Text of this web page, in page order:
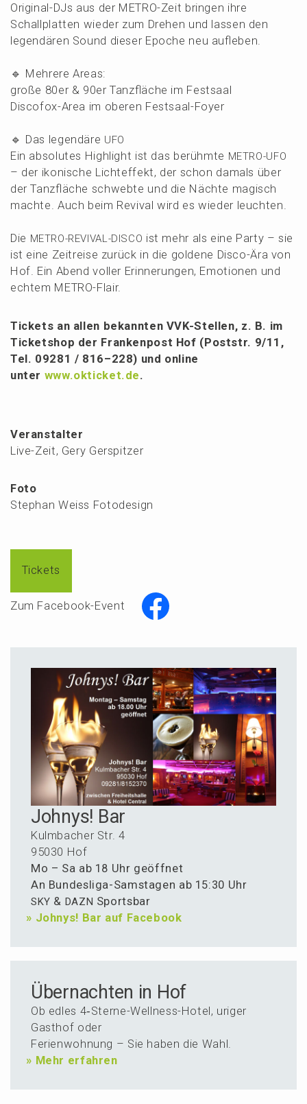
Origi­nal-DJs aus der METRO-Zeit bringen ihre
Schall­plat­ten wieder zum Drehen und lassen den
legen­dä­ren Sound dieser Epoche neu aufleben.
🔹 Mehre­re Areas:
große 80er & 90er Tanzflä­che im Festsaal
Disco­fox-Area im oberen Festsaal-Foyer
🔹 Das legen­dä­re UFO
Ein absolu­tes Highlight ist das berühm­te METRO-UFO
– der ikoni­sche Licht­ef­fekt, der schon damals über
der Tanzflä­che schweb­te und die Nächte magisch
machte. Auch beim Revival wird es wieder leuchten.
Die METRO-REVIVAL-DISCO ist mehr als eine Party –sie
ist eine Zeitrei­se zurück in die golde­ne Disco-Ära von
Hof. Ein Abend voller Erinne­run­gen, Emotio­nen und
echtem METRO-Flair.
Tickets an allen bekann­ten VVK-Stellen, z. B. im
Ticket­shop der Franken­post Hof (Poststr. 9/11,
Tel. 09281 / 816–228) und online
unter www.okticket.de.
Veranstalter
Live-Zeit, Gery Gerspitzer
Foto
Stephan Weiss Fotodesign
Tickets
Zum Facebook-Event
Johnys! Bar
Kulmba­cher Str. 4
95030 Hof
Mo – Sa ab 18 Uhr geöffnet
An Bundes­li­ga-Samsta­gen ab 15:30 Uhr
SKY & DAZN Sportsbar
» Johnys! Bar auf Facebook
Über­nachten in Hof
Ob edles 4‑Ster­ne-Wellness-Hotel, uriger
Gasthof oder
Ferien­woh­nung – Sie haben die Wahl.
» Mehr erfahren